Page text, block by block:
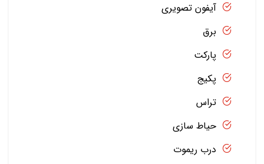
آیفون تصویری
برق
پارکت
پکیج
تراس
حیاط سازی
درب ریموت